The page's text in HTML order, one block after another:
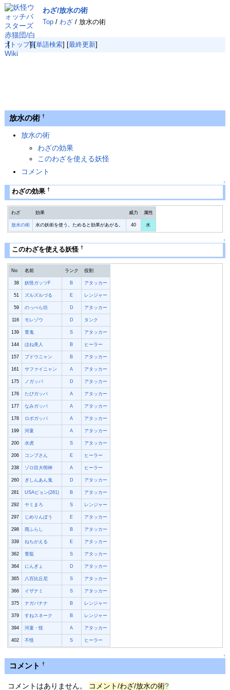
わざ/放水の術
Top/ わざ/ 放水の術
[トップ] [単語検索] [最終更新]
放水の術 †
放水の術
わざの効果
このわざを使える妖怪
コメント
↑
わざの効果 †
わざ 効果 威力 属性
放水の術 水の妖術を使う。ためると効果があがる。 40 水
↑
このわざを使える妖怪 †
No 名前 ランク 役割
38 妖怪ガッツF B アタッカー
51 ズルズルづる E レンジャー
59 のっぺら坊 D アタッカー
116 モレゾウ D タンク
139 青鬼 S アタッカー
144 ほね美人 B ヒーラー
157 ブドウニャン B アタッカー
161 サファイニャン A アタッカー
175 ノガッパ D アタッカー
176 たびガッパ A アタッカー
177 なみガッパ A アタッカー
178 ロボガッパ A アタッカー
199 河童 A アタッカー
200 水虎 S アタッカー
206 コンブさん E ヒーラー
238 ゾロ目大明神 A ヒーラー
260 ぎしんあん鬼 D アタッカー
281 USAピョン(281) B アタッカー
292 ヤミまろ S レンジャー
297 じめりんぼう E アタッカー
298 雨ふらし B アタッカー
339 ねちがえる E アタッカー
362 青龍 S アタッカー
364 にんぎょ D アタッカー
365 八百比丘尼 S アタッカー
366 イザナミ S アタッカー
375 ナガバナナ B レンジャー
379 すねスネーク B レンジャー
394 河童・怪 A アタッカー
402 不怪 S ヒーラー
↑
コメント †
コメントはありません。 コメント/わざ/放水の術?